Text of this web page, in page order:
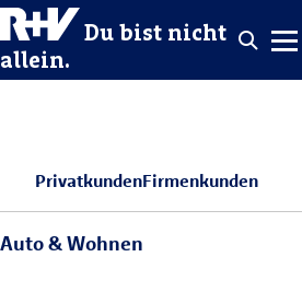
Du bist nicht
allein.
PrivatkundenFirmenkunden
Auto & Wohnen